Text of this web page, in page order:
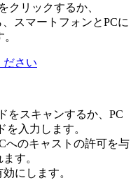
クリックするか、
スマートフォンとPCに
ださい
をスキャンするか、PC
を入力します。
へのキャストの許可を与
す。
にします。